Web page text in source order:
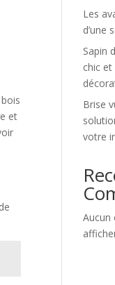
et
Les
d’une
Sapin
chic
Brise
votre
Aucun